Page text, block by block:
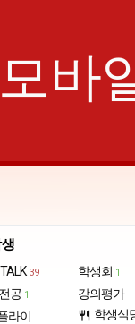
모바
39
공 1
라이
학생회 1
강의평가
restaurant 학생식